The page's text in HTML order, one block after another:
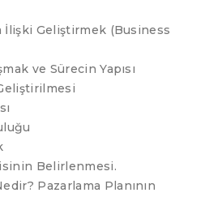
İlişki Geliştirmek (Business
ve Sürecin Yapısı
Belirlenmesi.
Pazarlama Planının